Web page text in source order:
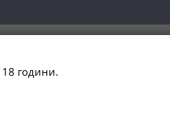
ПРЕДЛОЖЕНИЯ
години.